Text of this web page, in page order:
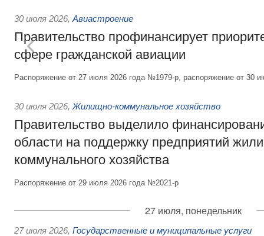
30 июля 2026, Авиастроение
Правительство профинансирует
сфере гражданской авиации
Распоряжение от 27 июля 2026 года №1979-р, распоряжение от 30
30 июля 2026, Жилищно-коммунальное хозяйство
Правительство выделило
области на поддержку предприятий
коммунального хозяйства
Распоряжение от 29 июля 2026 года №2021-р
27 июля, понедельник
27 июля 2026, Государственные и муниципальные услуги